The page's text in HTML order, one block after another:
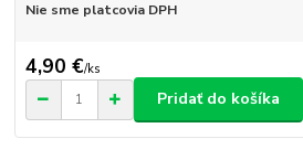
Nie sme platcovia DPH
4,90 €/ks
Pridať do košíka